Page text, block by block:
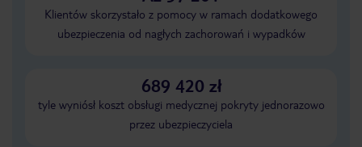
Klientów skorzystało z pomocy w ramach dodatkowego
ubezpieczenia od nagłych zachorowań i wypadków
689 420 zł
tyle wyniósł koszt obsługi medycznej pokryty jednorazowo
przez ubezpieczyciela